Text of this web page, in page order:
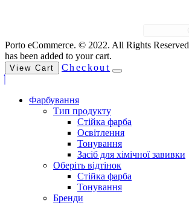
Porto eCommerce. © 2022. All Rights Reserved
has been added to your cart.
View Cart Checkout
Фарбування
Тип продукту
Стійка фарба
Освітлення
Тонування
Засіб для хімічної завивки
Оберіть відтінок
Стійка фарба
Тонування
Бренди